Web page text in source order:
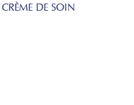
CRÈME DE SOIN